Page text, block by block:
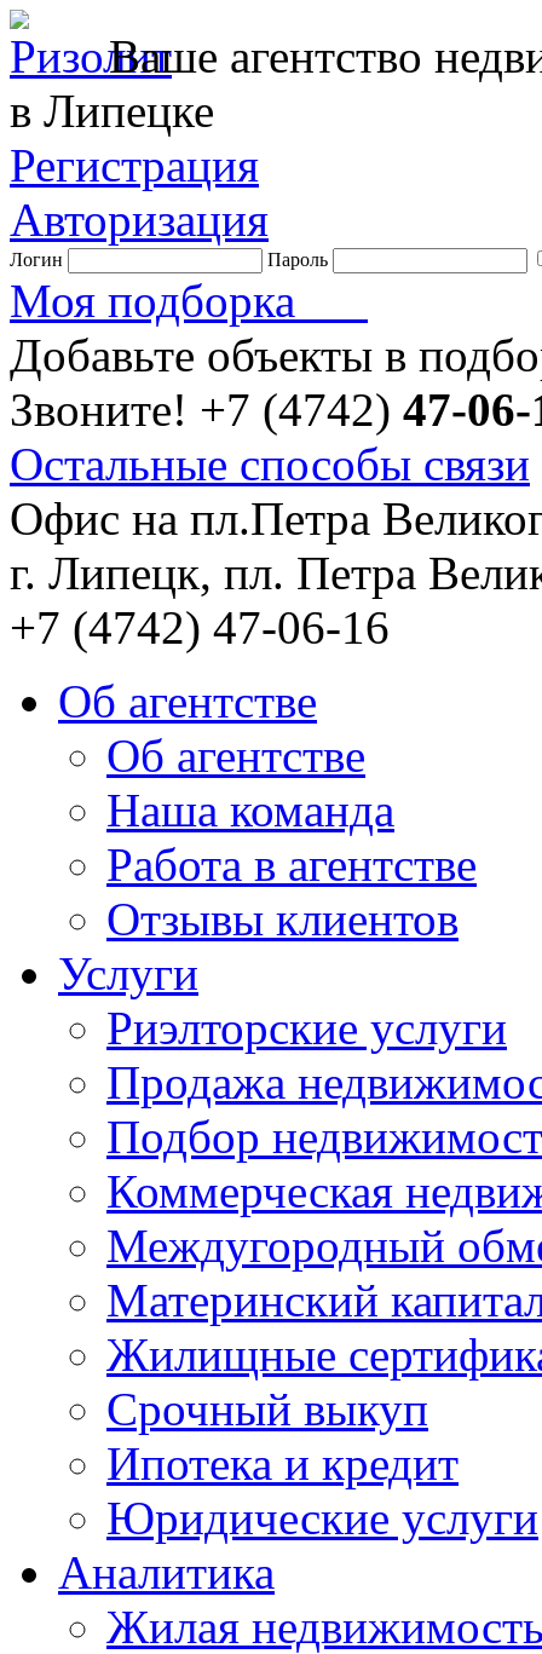
Ваше агентство
в Липецке
Регистрация
Авторизация
Логин Пароль
Моя подборка
Добавьте объекты в
Звоните! +7 (4742) 47-06-
Остальные способы связи
Офис на пл.Петра
г. Липецк, пл. Петра
+7 (4742) 47-06-16
Об агентстве
Об агентстве
Наша команда
Работа в агентстве
Отзывы клиентов
Услуги
Риэлторские услуги
Продажа
Подбор
Коммерческая
Междугородный
Материнский
Жилищные
Срочный выкуп
Ипотека и кредит
Юридические услуги
Аналитика
Жилая